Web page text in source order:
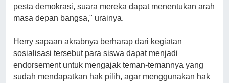
pesta demokrasi, suara mereka dapat menentukan arah
masa depan bangsa," urainya.
Herry sapaan akrabnya berharap dari kegiatan
sosialisasi tersebut para siswa dapat menjadi
endorsement untuk mengajak teman-temannya yang
sudah mendapatkan hak pilih, agar menggunakan hak